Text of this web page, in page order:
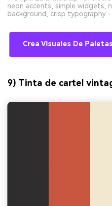
neon accents, simple widgets,
background, crisp typography
Crea Visuales De
9) Tinta de cartel